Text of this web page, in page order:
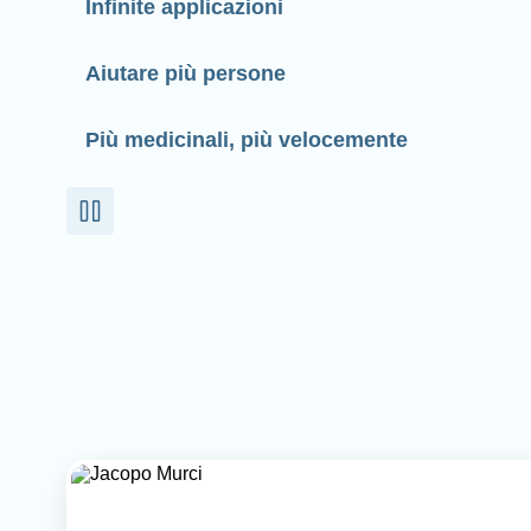
Infinite applicazioni
Aiutare più persone
Più medicinali, più velocemente